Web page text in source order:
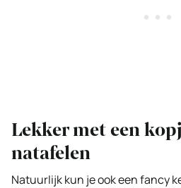
Lekker met een
natafelen
Natuurlijk kun je ook een fancy